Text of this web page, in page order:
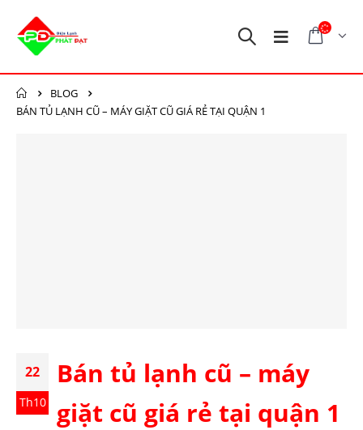
BLOG
BÁN TỦ LẠNH CŨ – MÁY GIẶT CŨ GIÁ RẺ TẠI QUẬN 1
22
Th10
Bán tủ lạnh cũ – máy
giặt cũ giá rẻ tại quận 1